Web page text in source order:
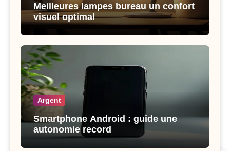
Meilleures lampes bureau un confort
visuel optimal
Argent
Smartphone Android : guide une
autonomie record